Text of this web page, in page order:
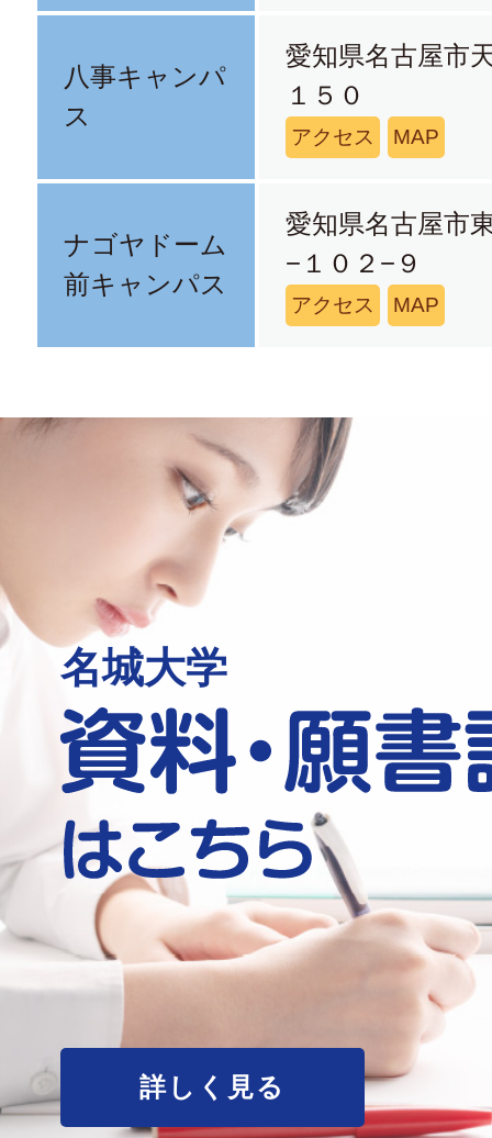
八事キャンパ
ス
愛知県名古屋市
１５０
アクセス MAP
ナゴヤドーム
前キャンパス
愛知県名古屋市
−１０２−９
アクセス MAP
名城大学
詳しく見る